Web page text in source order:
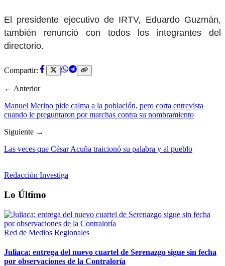
El presidente ejecutivo de IRTV, Eduardo Guzmán,
también renunció con todos los integrantes del
directorio.
Compartir:
← Anterior
Manuel Merino pide calma a la población, pero corta entrevista
cuando le preguntaron por marchas contra su nombramiento
Siguiente →
Las veces que César Acuña traicionó su palabra y al pueblo
Redacción Investiga
Lo Último
Red de Medios Regionales
Juliaca: entrega del nuevo cuartel de Serenazgo sigue sin fecha
por observaciones de la Contraloría